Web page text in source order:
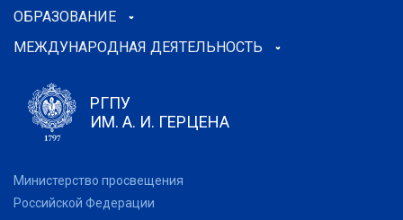
ОБРАЗОВАНИЕ
МЕЖДУНАРОДНАЯ ДЕЯТЕЛЬНОСТЬ
РГПУ
ИМ. А. И. ГЕРЦЕНА
Министерство просвещения
Российской Федерации